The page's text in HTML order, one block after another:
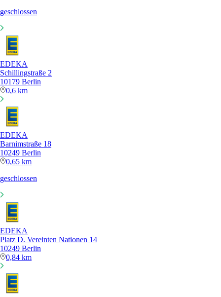
geschlossen
EDEKA
Schillingstraße 2
10179 Berlin
0,6 km
EDEKA
Barnimstraße 18
10249 Berlin
0,65 km
geschlossen
EDEKA
Platz D. Vereinten Nationen 14
10249 Berlin
0,84 km